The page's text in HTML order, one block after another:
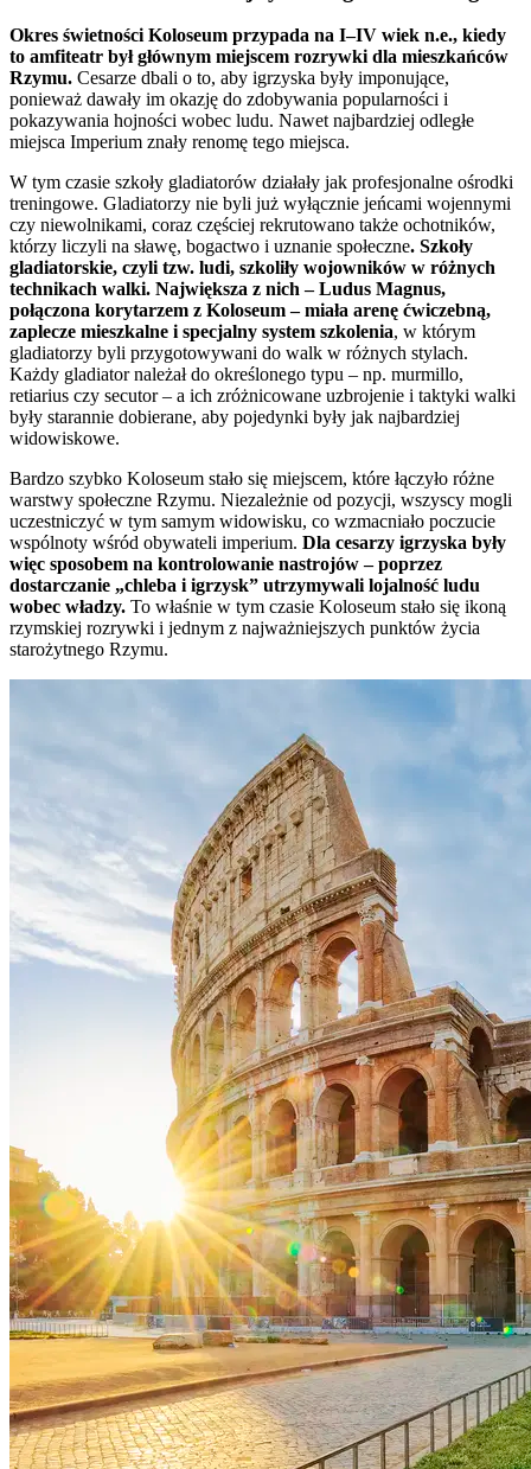
Okres świetności Koloseum przypada na I–IV wiek n.e., kiedy
to amfiteatr był głównym miejscem rozrywki dla mieszkańców
Rzymu. Cesarze dbali o to, aby igrzyska były imponujące,
ponieważ dawały im okazję do zdobywania popularności i
pokazywania hojności wobec ludu. Nawet najbardziej odległe
miejsca Imperium znały renomę tego miejsca.
W tym czasie szkoły gladiatorów działały jak profesjonalne ośrodki
treningowe. Gladiatorzy nie byli już wyłącznie jeńcami wojennymi
czy niewolnikami, coraz częściej rekrutowano także ochotników,
którzy liczyli na sławę, bogactwo i uznanie społeczne. Szkoły
gladiatorskie, czyli tzw. ludi, szkoliły wojowników w różnych
technikach walki. Największa z nich – Ludus Magnus,
połączona korytarzem z Koloseum – miała arenę ćwiczebną,
zaplecze mieszkalne i specjalny system szkolenia, w którym
gladiatorzy byli przygotowywani do walk w różnych stylach.
Każdy gladiator należał do określonego typu – np. murmillo,
retiarius czy secutor – a ich zróżnicowane uzbrojenie i taktyki walki
były starannie dobierane, aby pojedynki były jak najbardziej
widowiskowe.
Bardzo szybko Koloseum stało się miejscem, które łączyło różne
warstwy społeczne Rzymu. Niezależnie od pozycji, wszyscy mogli
uczestniczyć w tym samym widowisku, co wzmacniało poczucie
wspólnoty wśród obywateli imperium. Dla cesarzy igrzyska były
więc sposobem na kontrolowanie nastrojów – poprzez
dostarczanie „chleba i igrzysk” utrzymywali lojalność ludu
wobec władzy. To właśnie w tym czasie Koloseum stało się ikoną
rzymskiej rozrywki i jednym z najważniejszych punktów życia
starożytnego Rzymu.